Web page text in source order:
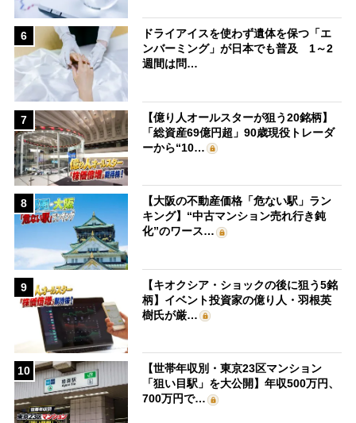
6
ドライアイスを使わず遺体を保つ「エ
ンバーミング」が日本でも普及 1～2
週間は問…
7
【億り人オールスターが狙う20銘柄】
「総資産69億円超」90歳現役トレーダ
ーから“10…
8
【大阪の不動産価格「危ない駅」ラン
キング】“中古マンション売れ行き鈍
化”のワース…
9
【キオクシア・ショックの後に狙う5銘
柄】イベント投資家の億り人・羽根英
樹氏が厳…
10
【世帯年収別・東京23区マンション
「狙い目駅」を大公開】年収500万円、
700万円で…